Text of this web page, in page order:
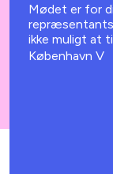
Mødet er for
ikke muligt at
København V